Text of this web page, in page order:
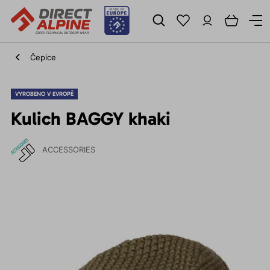
Čepice
VYROBENO V EVROPĚ
Kulich BAGGY khaki
ACCESSORIES